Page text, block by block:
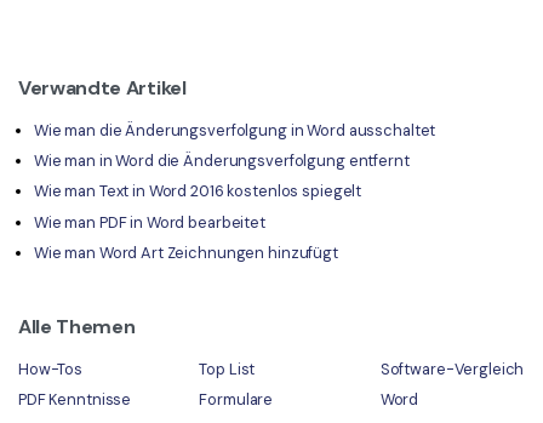
Verwandte Artikel
Wie man die Änderungsverfolgung in Word ausschaltet
Wie man in Word die Änderungsverfolgung entfernt
Wie man Text in Word 2016 kostenlos spiegelt
Wie man PDF in Word bearbeitet
Wie man Word Art Zeichnungen hinzufügt
Alle Themen
How-Tos Top List
Software-Vergleich
PDF Kenntnisse
Formulare
Word